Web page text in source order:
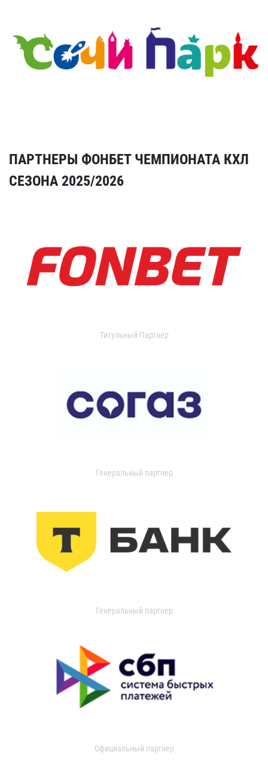
ПАРТНЕРЫ ФОНБЕТ ЧЕМПИОНАТА КХЛ
СЕЗОНА 2025/2026
Титульный Партнер
Генеральный партнер
Генеральный партнер
Официальный партнер